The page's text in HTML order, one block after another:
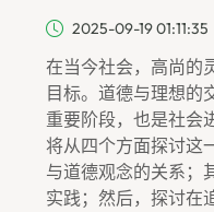
2025-09-19 01:11:35
在当今社会，高尚的
目标。道德与理想的
重要阶段，也是社会
将从四个方面探讨这
与道德观念的关系；
实践；然后，探讨在